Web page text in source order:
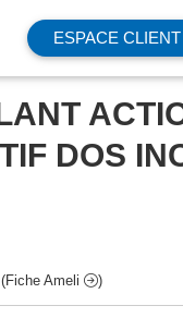
ESPACE CLIENT
DOS
(Fiche Ameli )